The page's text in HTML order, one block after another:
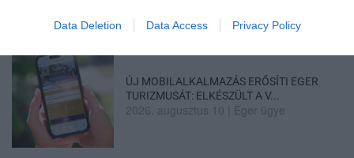
Data Deletion Data Access Privacy Policy
ÚJ MOBILALKALMAZÁS ERŐSÍTI EGER
TURIZMUSÁT: ELKÉSZÜLT A V...
2026. augusztus 10 Eger ügye